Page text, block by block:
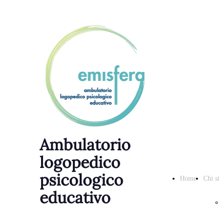
Ambulatorio
logopedico
psicologico
educativo
Home Chi